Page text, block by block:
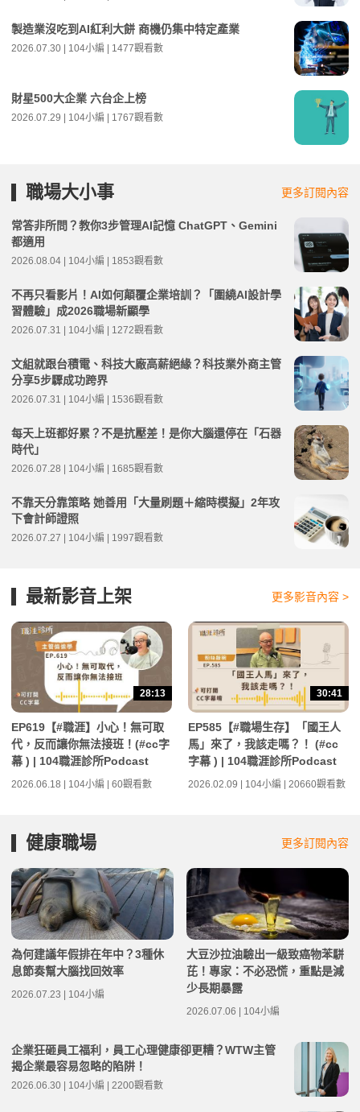
製造業沒吃到AI紅利大餅 商機仍集中特定產業
2026.07.30 | 104小編 | 1477觀看數
財星500大企業 六台企上榜
2026.07.29 | 104小編 | 1767觀看數
職場大小事 更多訂閱內容
常答非所問？教你3步管理AI記憶 ChatGPT、Gemini
都適用
2026.08.04 | 104小編 | 1853觀看數
不再只看影片！AI如何顛覆企業培訓？「圍繞AI設計學
習體驗」成2026職場新顯學
2026.07.31 | 104小編 | 1272觀看數
文組就跟台積電、科技大廠高薪絕緣？科技業外商主管
分享5步驟成功跨界
2026.07.31 | 104小編 | 1536觀看數
每天上班都好累？不是抗壓差！是你大腦還停在「石器
時代」
2026.07.28 | 104小編 | 1685觀看數
不靠天分靠策略 她善用「大量刷題＋縮時模擬」2年攻
下會計師證照
2026.07.27 | 104小編 | 1997觀看數
最新影音上架 更多影音內容 >
28:13
EP619【#職涯】小心！無可取
代，反而讓你無法接班！(#cc字
幕 ) | 104職涯診所Podcast
2026.06.18 | 104小編 | 60觀看數
30:41
EP585【#職場生存】「國王人
馬」來了，我該走嗎？！ (#cc
字幕 ) | 104職涯診所Podcast
2026.02.09 | 104小編 | 20660觀看數
健康職場 更多訂閱內容
為何建議年假排在年中？3種休
息節奏幫大腦找回效率
2026.07.23 | 104小編
大豆沙拉油驗出一級致癌物苯駢
芘！專家：不必恐慌，重點是減
少長期暴露
2026.07.06 | 104小編
企業狂砸員工福利，員工心理健康卻更糟？WTW主管
揭企業最容易忽略的陷阱！
2026.06.30 | 104小編 | 2200觀看數